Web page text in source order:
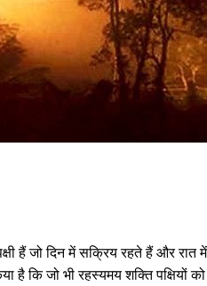
हैं जो दिन में सक्रिय रहते हैं और
है कि जो भी रहस्यमय शक्ति पक्षियों